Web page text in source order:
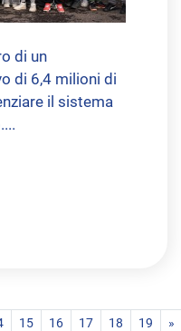
di un
di 6,4 milioni di
il sistema
15 16 17 18 19 »